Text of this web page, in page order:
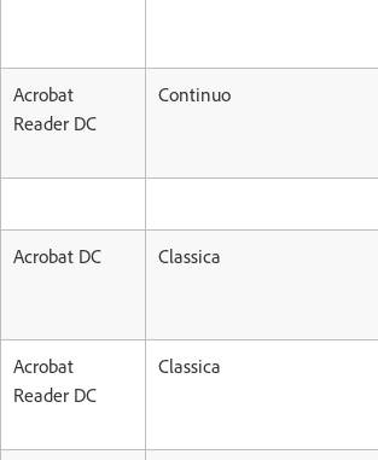
Acrobat
Reader DC
Continuo
Acrobat DC Classica
Acrobat
Reader DC
Classica